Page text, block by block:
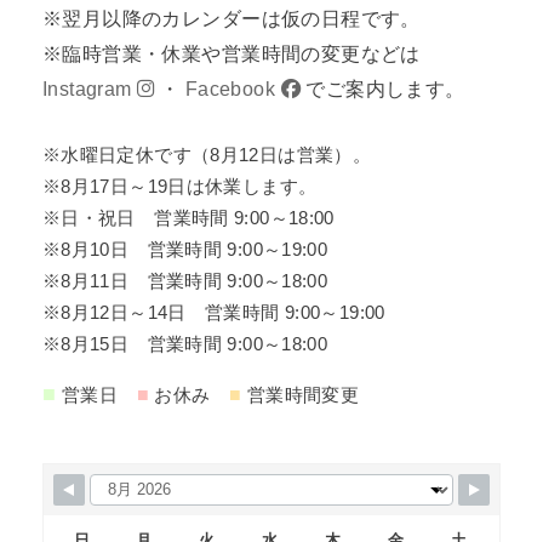
※翌月以降のカレンダーは仮の日程です。
※臨時営業・休業や営業時間の変更などは
Instagram
・ Facebook でご案内します。
※水曜日定休です（8月12日は営業）。
※8月17日～19日は休業します。
※日・祝日 営業時間 9:00～18:00
※8月10日 営業時間 9:00～19:00
※8月11日 営業時間 9:00～18:00
※8月12日～14日 営業時間 9:00～19:00
※8月15日 営業時間 9:00～18:00
■ 営業日 ■ お休み ■ 営業時間変更